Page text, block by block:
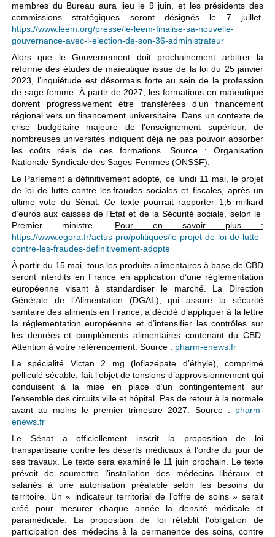
membres du Bureau aura lieu le 9 juin, et les présidents des
commissions stratégiques seront désignés le 7 juillet.
https://www.leem.org/presse/le-leem-finalise-sa-nouvelle-
gouvernance-avec-l-election-de-son-36-administrateur
Alors que le Gouvernement doit prochainement arbitrer la
réforme des études de maïeutique issue de la loi du 25 janvier
2023, l’inquiétude est désormais forte au sein de la profession
de sage-femme. À partir de 2027, les formations en maïeutique
doivent progressivement être transférées d’un financement
régional vers un financement universitaire. Dans un contexte de
crise budgétaire majeure de l’enseignement supérieur, de
nombreuses universités indiquent déjà ne pas pouvoir absorber
les coûts réels de ces formations. Source : Organisation
Nationale Syndicale des Sages‑Femmes (ONSSF).
Le Parlement a définitivement adopté, ce lundi 11 mai, le projet
de loi de lutte contre les fraudes sociales et fiscales, après un
ultime vote du Sénat. Ce texte pourrait rapporter 1,5 milliard
d’euros aux caisses de l’Etat et de la Sécurité sociale, selon le
Premier ministre. Pour en savoir plus :
https://www.egora.fr/actus-pro/politiques/le-projet-de-loi-de-lutte-
contre-les-fraudes-definitivement-adopte
À partir du 15 mai, tous les produits alimentaires à base de CBD
seront interdits en France en application d’une réglementation
européenne visant à standardiser le marché. La Direction
Générale de l’Alimentation (DGAL), qui assure la sécurité
sanitaire des aliments en France, a décidé d’appliquer à la lettre
la réglementation européenne et d’intensifier les contrôles sur
les denrées et compléments alimentaires contenant du CBD.
Attention à votre référencement. Source : pharm-enews.fr
La spécialité Victan 2 mg (loflazépate d’éthyle), comprimé
pelliculé sécable, fait l’objet de tensions d’approvisionnement qui
conduisent à la mise en place d’un contingentement sur
l’ensemble des circuits ville et hôpital. Pas de retour à la normale
avant au moins le premier trimestre 2027. Source : pharm-
enews.fr
Le Sénat a officiellement inscrit la proposition de loi
transpartisane contre les déserts médicaux à l’ordre du jour de
ses travaux. Le texte sera examiné́ le 11 juin prochain. Le texte
prévoit de soumettre l’installation des médecins libéraux et
salariés à une autorisation préalable selon les besoins du
territoire. Un « indicateur territorial de l’offre de soins » serait
créé pour mesurer chaque année la densité médicale et
paramédicale. La proposition de loi rétablit l’obligation de
participation des médecins à la permanence des soins, contre